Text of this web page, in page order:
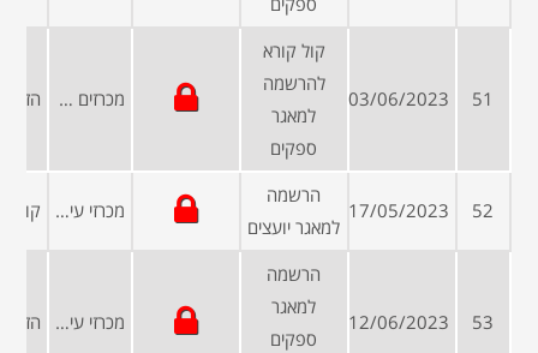
51
03/06/2023
קול קורא
להרשמה
למאגר
ספקים
מכרזים ממשלתיים
52
17/05/2023
הרשמה
למאגר יועצים
מכרזי עיריות ומועצות
53
12/06/2023
הרשמה
למאגר
ספקים
מכרזי עיריות ומועצות